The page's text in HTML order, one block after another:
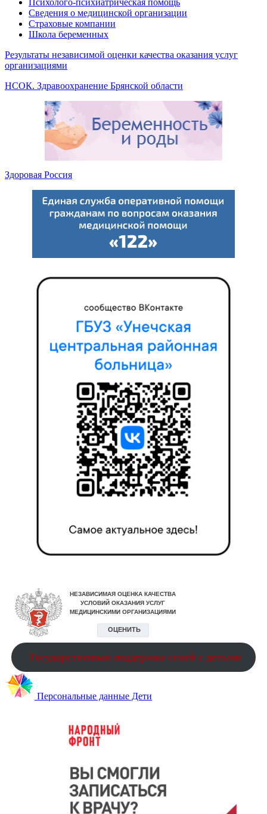
Психолого-психиатрическая помощь
Сведения о медицинской организации
Страховые компании
Школа беременных
Результаты независимой оценки качества оказания услуг
организациями
НСОК. Здравоохранение Брянской области
Здоровая Россия
Государственная поддержка семей с детьми
Персональные данные Дети